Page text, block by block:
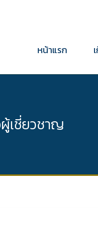
หน้าแรก
เชี่ยวชาญ